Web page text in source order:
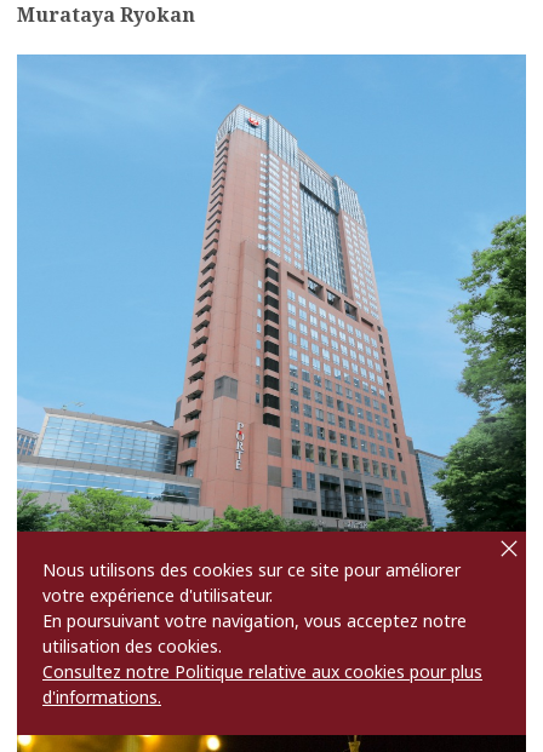
Murataya Ryokan
Hôtel Nikko Kanazawa
Haut de 30 étages, cet hôtel de luxe est le plus haut de toute la région.
more
Nous utilisons des cookies sur ce site pour améliorer
votre expérience d'utilisateur.
En poursuivant votre navigation, vous acceptez notre
utilisation des cookies.
Consultez notre Politique relative aux cookies pour plus
d'informations.
cl
o
s